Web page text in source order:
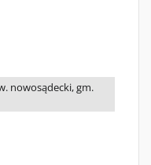
nowosądecki, gm.